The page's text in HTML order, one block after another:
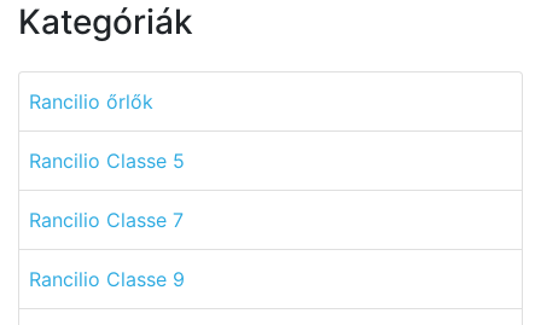
Kategóriák
Rancilio őrlők
Rancilio Classe 5
Rancilio Classe 7
Rancilio Classe 9